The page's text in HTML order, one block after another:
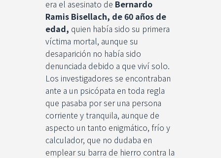
era el asesinato de Bernardo
Ramis Bisellach, de 60 años de
edad, quien había sido su primera
víctima mortal, aunque su
desaparición no había sido
denunciada debido a que viví solo.
Los investigadores se encontraban
ante a un psicópata en toda regla
que pasaba por ser una persona
corriente y tranquila, aunque de
aspecto un tanto enigmático, frío y
calculador, que no dudaba en
emplear su barra de hierro contra la